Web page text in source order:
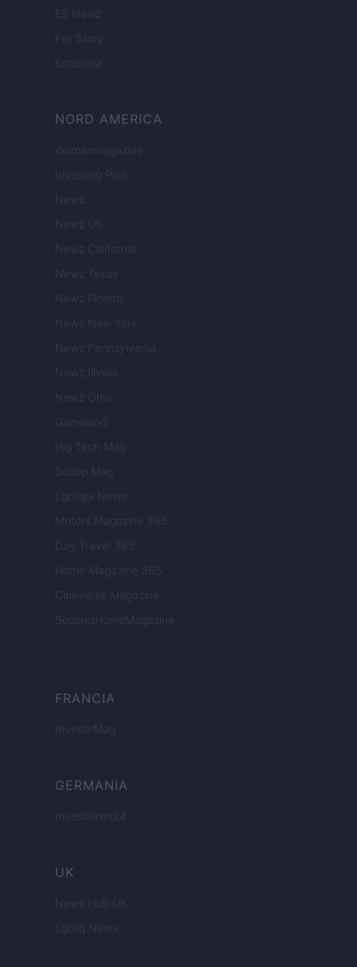
ES Newz
Pet Story
Encocina
NORD AMERICA
Womanmagazine
Investing Plus
Newz
Newz US
Newz California
Newz Texas
Newz Florida
Newz New York
Newz Pennsylvania
Newz Illinois
Newz Ohio
Gameland
Hig Tech Mag
Scoop Mag
Lgbtqia News
Motors Magazine 365
Day Travel 365
Home Magazine 365
Cineverse Magazine
SecondHomeMagazine
FRANCIA
InvestirMag
GERMANIA
Investieren24
UK
News Hub UK
Lgbtq News